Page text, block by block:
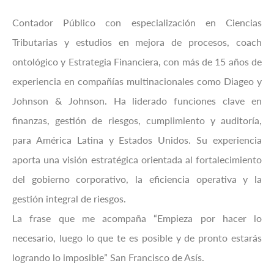
Contador Público con especialización en Ciencias
Tributarias y estudios en mejora de procesos, coach
ontológico y Estrategia Financiera, con más de 15 años de
experiencia en compañías multinacionales como Diageo y
Johnson & Johnson. Ha liderado funciones clave en
finanzas, gestión de riesgos, cumplimiento y auditoría,
para América Latina y Estados Unidos. Su experiencia
aporta una visión estratégica orientada al fortalecimiento
del gobierno corporativo, la eficiencia operativa y la
gestión integral de riesgos.
La frase que me acompaña “Empieza por hacer lo
necesario, luego lo que te es posible y de pronto estarás
logrando lo imposible” San Francisco de Asís.